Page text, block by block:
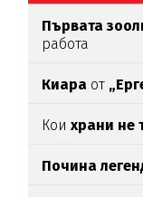
Първата
работа
Киара от
Коихрани не
Почина